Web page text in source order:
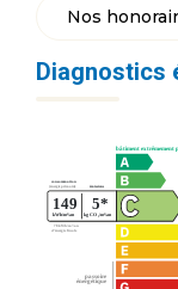
Nos
Diagnostics